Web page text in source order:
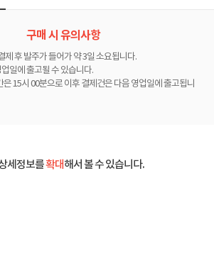
구매 시 유의사항
제 후 발주가 들어가 약 3일 소요됩니다.
일에 출고될 수 있습니다.
15시 00분으로 이후 결제건은 다음 영업일에 출고됩니
세정보를확대해서 볼 수 있습니다.